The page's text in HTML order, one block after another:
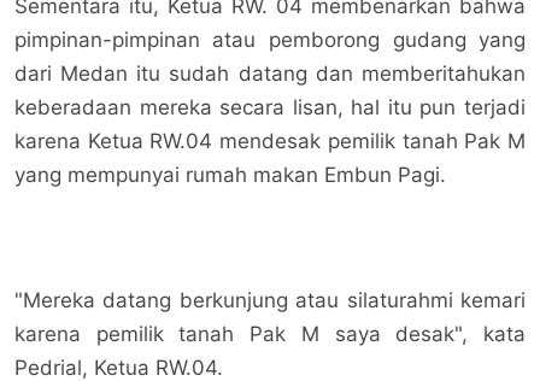
Sementara itu, Ketua RW. 04 membenarkan bahwa
pimpinan-pimpinan atau pemborong gudang yang
dari Medan itu sudah datang dan memberitahukan
keberadaan mereka secara lisan, hal itu pun terjadi
karena Ketua RW.04 mendesak pemilik tanah Pak M
yang mempunyai rumah makan Embun Pagi.
"Mereka datang berkunjung atau silaturahmi kemari
karena pemilik tanah Pak M saya desak", kata
Pedrial, Ketua RW.04.